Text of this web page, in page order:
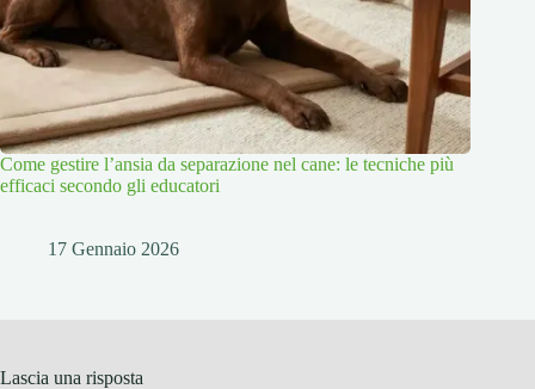
Come gestire l’ansia da separazione nel cane: le tecniche più
efficaci secondo gli educatori
17 Gennaio 2026
Lascia una risposta